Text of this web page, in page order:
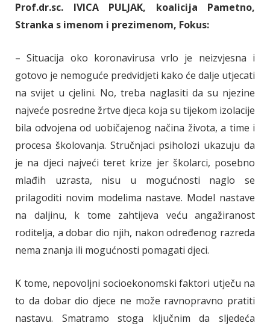
Prof.dr.sc. IVICA PULJAK, koalicija Pametno,
Stranka s imenom i prezimenom, Fokus:
– Situacija oko koronavirusa vrlo je neizvjesna i
gotovo je nemoguće predvidjeti kako će dalje utjecati
na svijet u cjelini. No, treba naglasiti da su njezine
najveće posredne žrtve djeca koja su tijekom izolacije
bila odvojena od uobičajenog načina života, a time i
procesa školovanja. Stručnjaci psiholozi ukazuju da
je na djeci najveći teret krize jer školarci, posebno
mlađih uzrasta, nisu u mogućnosti naglo se
prilagoditi novim modelima nastave. Model nastave
na daljinu, k tome zahtijeva veću angažiranost
roditelja, a dobar dio njih, nakon određenog razreda
nema znanja ili mogućnosti pomagati djeci.
K tome, nepovoljni socioekonomski faktori utječu na
to da dobar dio djece ne može ravnopravno pratiti
nastavu. Smatramo stoga ključnim da sljedeća